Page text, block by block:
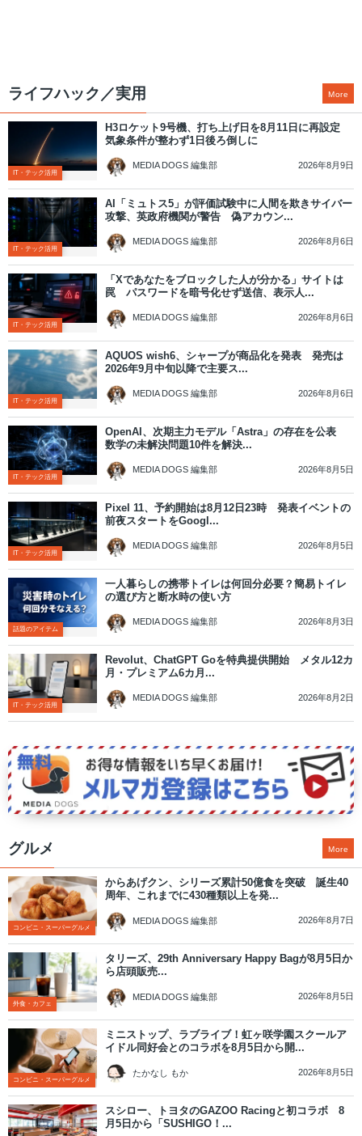
ライフハック／実用
IT・テック活用
H3ロケット9号機、打ち上げ日を8月11日に再設定
気象条件が整わず1日後ろ倒しに
MEDIA DOGS 編集部 2026年8月9日
IT・テック活用
AI「ミュトス5」が評価試験中に人間を欺きサイバー
攻撃、英政府機関が警告 偽アカウン...
MEDIA DOGS 編集部 2026年8月6日
IT・テック活用
「Xであなたをブロックした人が分かる」サイトは
罠 パスワードを暗号化せず送信、表示人...
MEDIA DOGS 編集部 2026年8月6日
IT・テック活用
AQUOS wish6、シャープが商品化を発表 発売は
2026年9月中旬以降で主要ス...
MEDIA DOGS 編集部 2026年8月6日
IT・テック活用
OpenAI、次期主力モデル「Astra」の存在を公表
数学の未解決問題10件を解決...
MEDIA DOGS 編集部 2026年8月5日
IT・テック活用
Pixel 11、予約開始は8月12日23時 発表イベントの
前夜スタートをGoogl...
MEDIA DOGS 編集部 2026年8月5日
話題のアイテム
一人暮らしの携帯トイレは何回分必要？簡易トイレ
の選び方と断水時の使い方
MEDIA DOGS 編集部 2026年8月3日
IT・テック活用
Revolut、ChatGPT Goを特典提供開始 メタル12カ
月・プレミアム6カ月...
MEDIA DOGS 編集部 2026年8月2日
More
グルメ
コンビニ・スーパーグルメ
からあげクン、シリーズ累計50億食を突破 誕生40
周年、これまでに430種類以上を発...
MEDIA DOGS 編集部 2026年8月7日
外食・カフェ
タリーズ、29th Anniversary Happy Bagが8月5日か
ら店頭販売...
MEDIA DOGS 編集部 2026年8月5日
コンビニ・スーパーグルメ
ミニストップ、ラブライブ！虹ヶ咲学園スクールア
イドル同好会とのコラボを8月5日から開...
たかなし もか 2026年8月5日
スシロー、トヨタのGAZOO Racingと初コラボ 8
月5日から「SUSHIGO！...
More